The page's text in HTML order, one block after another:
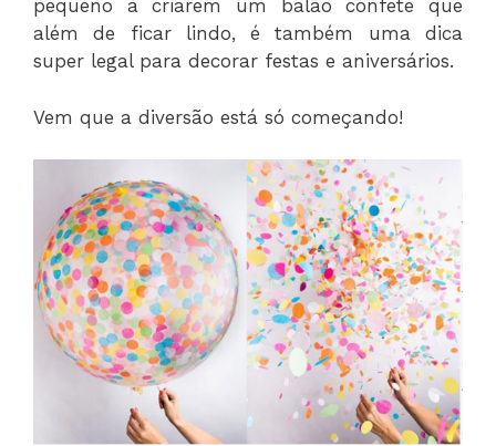
pequeno a criarem um balão confete que
além de ficar lindo, é também uma dica
super legal para decorar festas e aniversários.
Vem que a diversão está só começando!